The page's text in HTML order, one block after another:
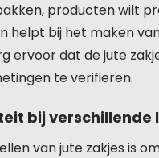
producten wilt
helpt bij het maken
ervoor dat de jute
te verifiëren.
bij verschillende
van jute zakjes is